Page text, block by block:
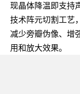
现晶体降温即支持
技术阵元切割工艺
减少旁瓣伪像、增
用和放大效果。